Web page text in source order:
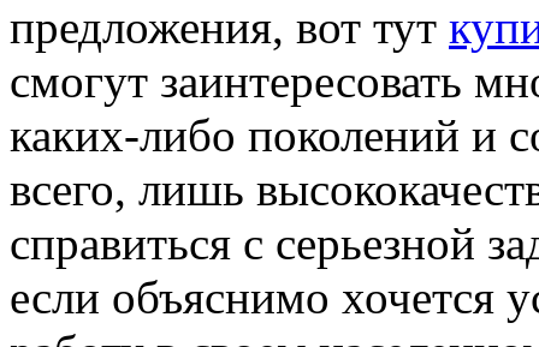
предложения, вот тут
смогут заинтересовать
каких-либо поколений и
всего, лишь
справиться с серьезной
если объяснимо хочется